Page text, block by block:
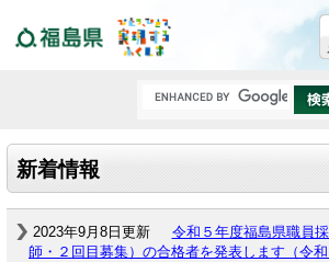
新着情報
2023年9月8日更新
令和５年度福島県職員
師・２回目募集）の合格者を発表します（令和